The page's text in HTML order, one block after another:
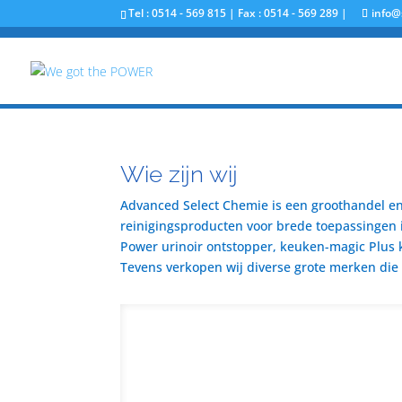
Tel : 0514 - 569 815 | Fax : 0514 - 569 289 |
Wie zijn wij
Advanced Select Chemie is een groothandel
reinigingsproducten voor brede
Power urinoir ontstopper, keuken-magic
Tevens verkopen wij diverse grote merken